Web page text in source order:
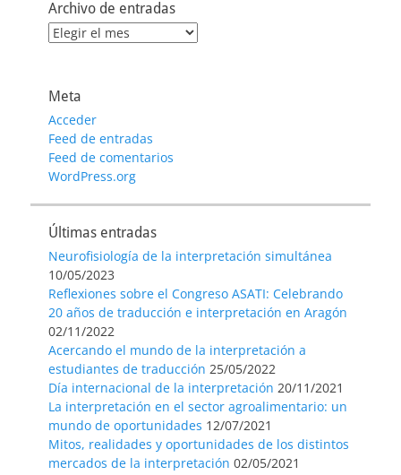
Archivo de entradas
Archivo
Meta
Acceder
Feed de entradas
Feed de comentarios
WordPress.org
Últimas entradas
Neurofisiología de la interpretación simultánea
10/05/2023
Reflexiones sobre el Congreso ASATI: Celebrando
20 años de traducción e interpretación en Aragón
02/11/2022
Acercando el mundo de la interpretación a
estudiantes de traducción 25/05/2022
Día internacional de la interpretación 20/11/2021
La interpretación en el sector agroalimentario: un
mundo de oportunidades 12/07/2021
Mitos, realidades y oportunidades de los distintos
mercados de la interpretación 02/05/2021